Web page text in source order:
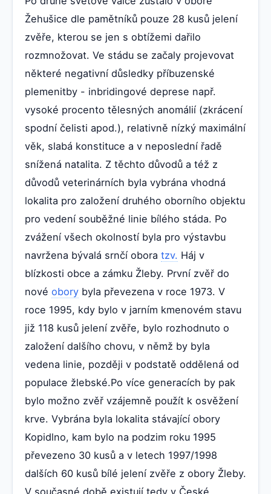
Žehušice dle pamětníků pouze 28 kusů jelení
zvěře, kterou se jen s obtížemi dařilo
rozmnožovat. Ve stádu se začaly projevovat
některé negativní důsledky příbuzenské
plemenitby - inbridingové deprese např.
vysoké procento tělesných anomálií (zkrácení
spodní čelisti apod.), relativně nízký maximální
věk, slabá konstituce a v neposlední řadě
snížená natalita. Z těchto důvodů a též z
důvodů veterinárních byla vybrána vhodná
lokalita pro založení druhého oborního objektu
pro vedení souběžné linie bílého stáda. Po
zvážení všech okolností byla pro výstavbu
navržena bývalá srnčí obora tzv. Háj v
blízkosti obce a zámku Žleby. První zvěř do
nové obory byla převezena v roce 1973. V
roce 1995, kdy bylo v jarním kmenovém stavu
již 118 kusů jelení zvěře, bylo rozhodnuto o
založení dalšího chovu, v němž by byla
vedena linie, později v podstatě oddělená od
populace žlebské.Po více generacích by pak
bylo možno zvěř vzájemně použít k osvěžení
krve. Vybrána byla lokalita stávající obory
Kopidlno, kam bylo na podzim roku 1995
převezeno 30 kusů a v letech 1997/1998
dalších 60 kusů bílé jelení zvěře z obory Žleby.
V současné době existují tedy v České